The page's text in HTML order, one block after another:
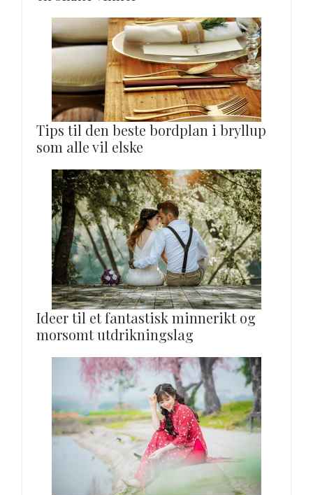
Tips til den beste bordplan i bryllup
som alle vil elske
Ideer til et fantastisk minnerikt og
morsomt utdrikningslag